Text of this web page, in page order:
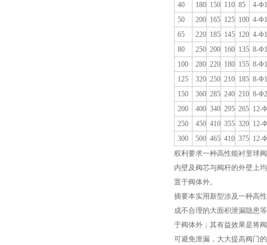
40
180 150 110 85
4-
50
200 165 125 100 4-
65
220 185 145 120 4-
80
250 200 160 135 8-
100
280 220 180 155 8-
125
320 250 210 185 8-
150
360 285 240 210 8-
200
400 340 295 265 12-
250
450 410 355 320 12-
300
500 465 410 375 12-
权利要求一种高性能衬里球
内壁及阀芯与阀杆的外壁上
置于阀体外。
摘要本实用新型涉及一种高
成不合理的大面积泄漏隐患
于阀体外；其有益效果是将
可避免泄漏，大大提高阀门